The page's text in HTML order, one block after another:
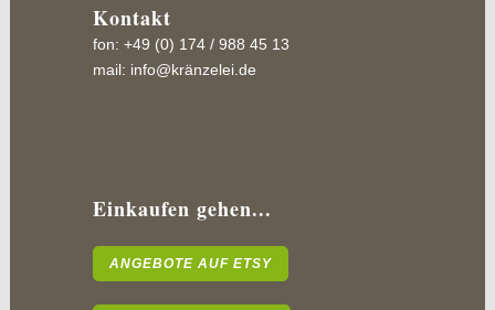
Kontakt
fon: +49 (0) 174 / 988 45 13
mail: info@kränzelei.de
Einkaufen gehen...
ANGEBOTE AUF ETSY